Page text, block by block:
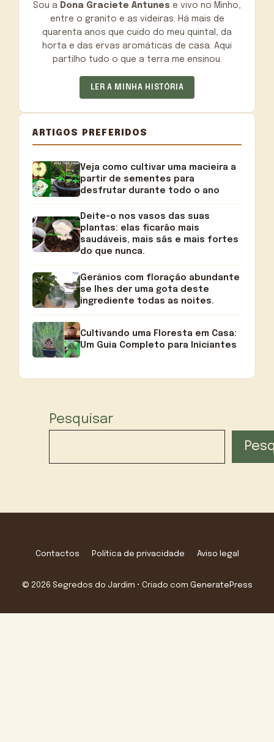
Sou a Dona Graciete Antunes e vivo no Minho,
entre o granito e as videiras. Há mais de
quarenta anos que cuido do meu quintal, da
horta e das ervas aromáticas de casa. Aqui
partilho tudo o que a terra me ensinou.
LER A MINHA HISTÓRIA
ARTIGOS PREFERIDOS
Veja como cultivar uma macieira a
partir de sementes para
desfrutar durante todo o ano
Deite-o nos vasos das suas
plantas: elas ficarão mais
saudáveis, mais sãs e mais fortes
do que nunca.
Gerânios com floração abundante
se lhes der uma gota deste
ingrediente todas as noites.
Cultivando uma Floresta em Casa:
Um Guia Completo para Iniciantes
Pesquisar
Contactos Política de privacidade Aviso legal
© 2026 Segredos do Jardim • Criado com GeneratePress